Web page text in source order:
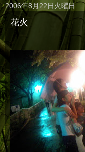
2006年8月22日火曜日
花火